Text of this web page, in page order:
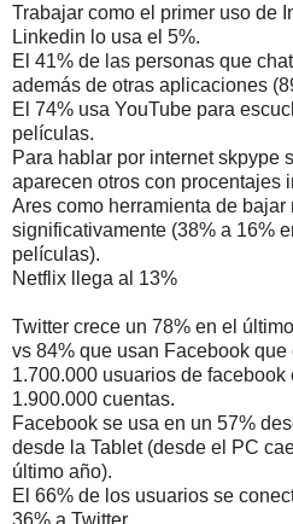
Trabajar como el primer uso de
Linkedin lo usa el 5%.
El 41% de las personas que
además de otras aplicaciones
El 74% usa YouTube para
películas.
Para hablar por internet skpype
aparecen otros con procentajes
Ares como herramienta de
significativamente (38% a 16%
películas).
Netflix llega al 13%
Twitter crece un 78% en el
vs 84% que usan Facebook que
1.700.000 usuarios de
1.900.000 cuentas.
Facebook se usa en un 57%
desde la Tablet (desde el PC
último año).
El 66% de los usuarios se
36% a Twitter.